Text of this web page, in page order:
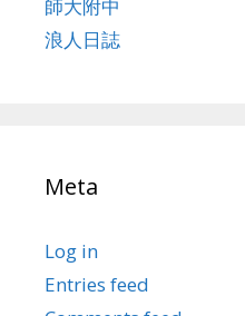
師大附中
浪人日誌
Meta
Log in
Entries feed